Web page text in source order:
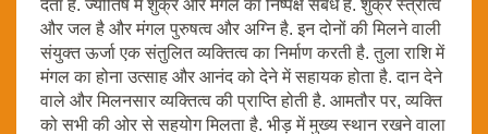
देता है. ज्योतिष में शुक्र और मंगल का निष्पक्ष संबंध है. शुक्र स्त्रीत्व
और जल है और मंगल पुरुषत्व और अग्नि है. इन दोनों की मिलने वाली
संयुक्त ऊर्जा एक संतुलित व्यक्तित्व का निर्माण करती है. तुला राशि में
मंगल का होना उत्साह और आनंद को देने में सहायक होता है. दान देने
वाले और मिलनसार व्यक्तित्व की प्राप्ति होती है. आमतौर पर, व्यक्ति
को सभी की ओर से सहयोग मिलता है. भीड़ में मुख्य स्थान रखने वाला